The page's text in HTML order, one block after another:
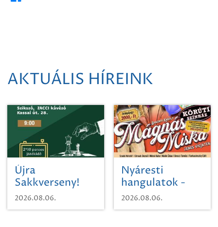
AKTUÁLIS HÍREINK
Újra
Sakkverseny!
2026.08.06.
Nyáresti
hangulatok -
Mágnás Miska
2026.08.06.